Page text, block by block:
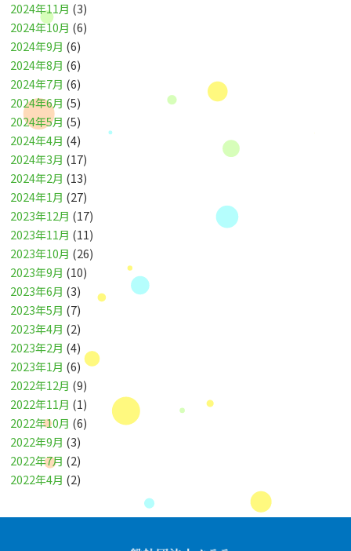
2024年11月 (3)
2024年10月 (6)
2024年9月 (6)
2024年8月 (6)
2024年7月 (6)
2024年6月 (5)
2024年5月 (5)
2024年4月 (4)
2024年3月 (17)
2024年2月 (13)
2024年1月 (27)
2023年12月 (17)
2023年11月 (11)
2023年10月 (26)
2023年9月 (10)
2023年6月 (3)
2023年5月 (7)
2023年4月 (2)
2023年2月 (4)
2023年1月 (6)
2022年12月 (9)
2022年11月 (1)
2022年10月 (6)
2022年9月 (3)
2022年7月 (2)
2022年4月 (2)